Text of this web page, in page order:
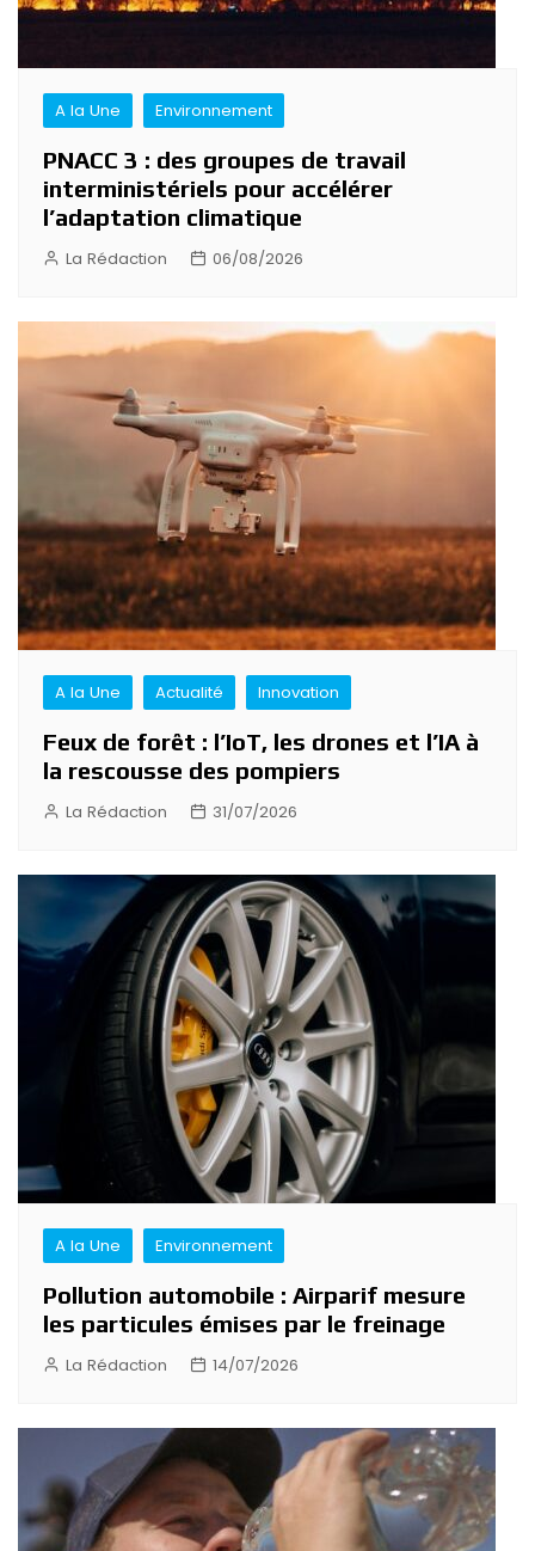
A la Une Environnement
PNACC 3 : des groupes de travail
interministériels pour accélérer
l’adaptation climatique
La Rédaction 06/08/2026
A la Une Actualité Innovation
Feux de forêt : l’IoT, les drones et l’IA à
la rescousse des pompiers
La Rédaction 31/07/2026
A la Une Environnement
Pollution automobile : Airparif mesure
les particules émises par le freinage
La Rédaction 14/07/2026